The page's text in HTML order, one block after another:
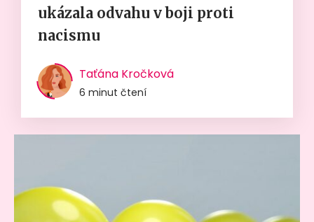
ukázala odvahu v boji proti
nacismu
Taťána Kročková
6 minut čtení